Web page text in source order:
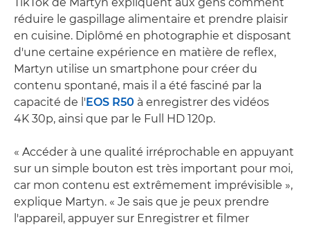
réduire le gaspillage alimentaire et prendre plaisir
en cuisine. Diplômé en photographie et disposant
d'une certaine expérience en matière de reflex,
Martyn utilise un smartphone pour créer du
contenu spontané, mais il a été fasciné par la
capacité de l'EOS R50 à enregistrer des vidéos
4K 30p, ainsi que par le Full HD 120p.
« Accéder à une qualité irréprochable en appuyant
sur un simple bouton est très important pour moi,
car mon contenu est extrêmement imprévisible »,
explique Martyn. « Je sais que je peux prendre
l'appareil, appuyer sur Enregistrer et filmer